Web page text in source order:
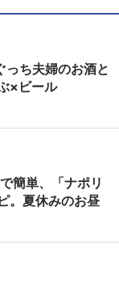
ち夫婦のお酒と
×ビール
簡単、「ナポリ
。夏休みのお昼